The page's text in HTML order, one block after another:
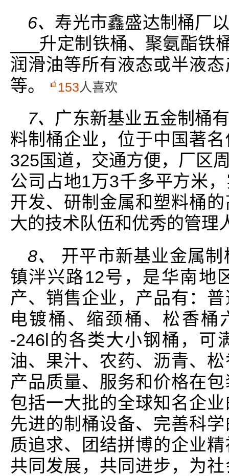
6、 寿光市鑫盛达制桶厂
___升定制铁桶、聚氨酯
润滑油等所有液态或半液
等。
153人喜欢
7、 广东新基业五金制桶
料制桶企业，位于中国著
325国道，交通方便，厂区
公司占地1万3千多平方米
开发、研制金属和塑料桶
大的技术队伍和优秀的管理
8、
开平市新基业金属
镇泮兴路12号，是华南地
产、销售企业，产品有：
电镀桶、缩颈桶、松香桶
-246l的各类大小钢桶，可
油、果汁、农药、沥青、
产品质量、服务和价格在
包括一大批的全球知名企
先进的制桶设备、完善科
质追求、团结拼博的企业
共同发展，共同进步，为